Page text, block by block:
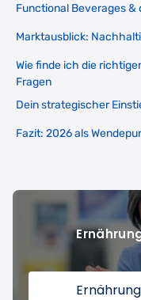
Functional Beverages
Marktausblick:
Wie finde ich die
Fragen
Dein strategischer
Fazit: 2026 als